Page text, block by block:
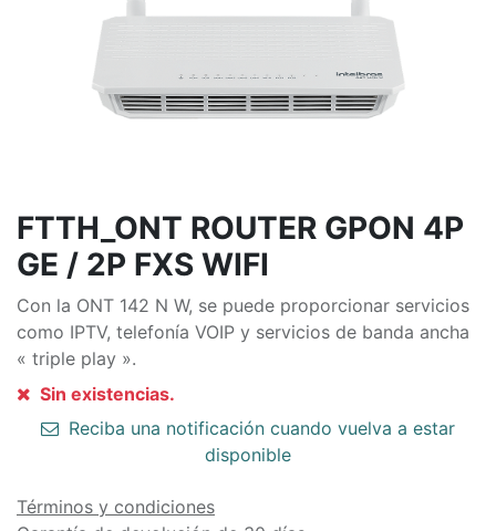
FTTH_ONT ROUTER GPON 4P
GE / 2P FXS WIFI
Con la ONT 142 N W, se puede proporcionar servicios
como IPTV, telefonía VOIP y servicios de banda ancha
« triple play ».
Sin existencias.
Reciba una notificación cuando vuelva a estar
disponible
Términos y condiciones